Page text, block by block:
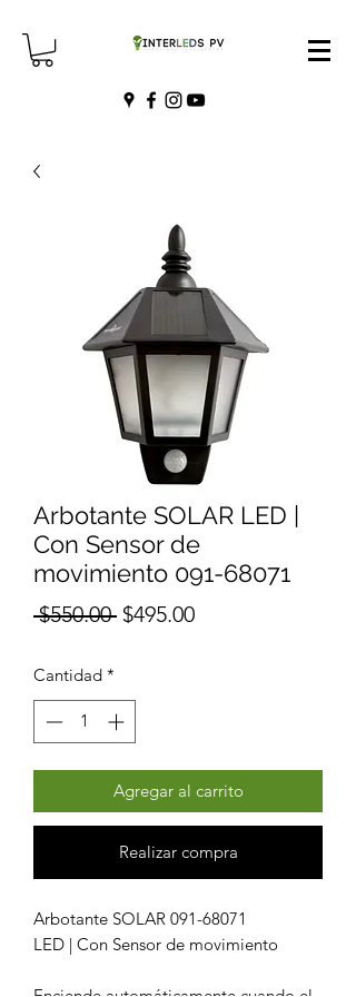
Arbotante SOLAR LED |
Con Sensor de
movimiento 091-68071
$550.00 Precio
$495.00Precio
Cantidad *
Agregar al carrito
Realizar compra
Arbotante SOLAR 091-68071
LED | Con Sensor de movimiento